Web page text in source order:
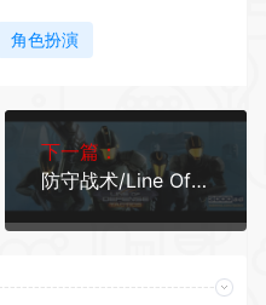
角色扮演
下一篇：
防守战术/Line Of Defense Tactics